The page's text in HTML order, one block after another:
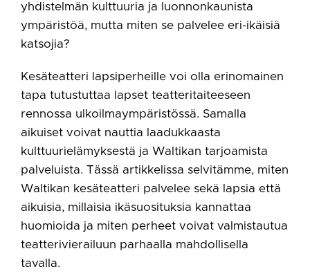
yhdistelmän kulttuuria ja luonnonkaunista
ympäristöä, mutta miten se palvelee eri-ikäisiä
katsojia?
Kesäteatteri lapsiperheille voi olla erinomainen
tapa tutustuttaa lapset teatteritaiteeseen
rennossa ulkoilmaympäristössä. Samalla
aikuiset voivat nauttia laadukkaasta
kulttuurielämyksestä ja Waltikan tarjoamista
palveluista. Tässä artikkelissa selvitämme, miten
Waltikan kesäteatteri palvelee sekä lapsia että
aikuisia, millaisia ikäsuosituksia kannattaa
huomioida ja miten perheet voivat valmistautua
teatterivierailuun parhaalla mahdollisella
tavalla.